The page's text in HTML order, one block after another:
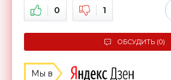
0 1
ОБСУДИТЬ (0)
Мы в